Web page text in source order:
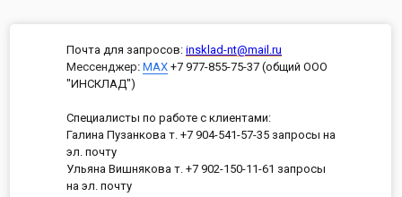
Почта для запросов: insklad-nt@mail.ru
Мессенджер: MAX +7 977-855-75-37 (общий ООО
"ИНСКЛАД")
Специалисты по работе с клиентами:
Галина Пузанкова т. +7 904-541-57-35 запросы на
эл. почту
Ульяна Вишнякова т. +7 902-150-11-61 запросы
на эл. почту